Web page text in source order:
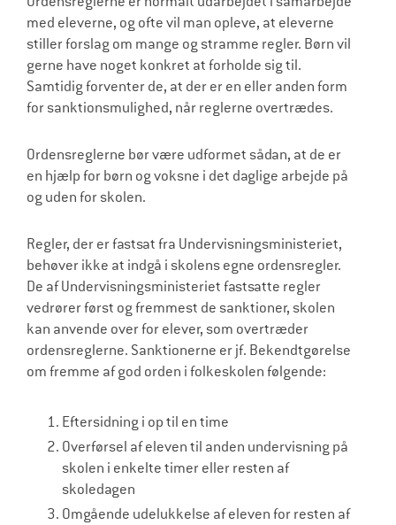
med eleverne, og ofte vil man opleve, at eleverne
stiller forslag om mange og stramme regler. Børn vil
gerne have noget konkret at forholde sig til.
Samtidig forventer de, at der er en eller anden form
for sanktionsmulighed, når reglerne overtrædes.
Ordensreglerne bør være udformet sådan, at de er
en hjælp for børn og voksne i det daglige arbejde på
og uden for skolen.
Regler, der er fastsat fra Undervisningsministeriet,
behøver ikke at indgå i skolens egne ordensregler.
De af Undervisningsministeriet fastsatte regler
vedrører først og fremmest de sanktioner, skolen
kan anvende over for elever, som overtræder
ordensreglerne. Sanktionerne er jf. Bekendtgørelse
om fremme af god orden i folkeskolen følgende:
Eftersidning i op til en time
Overførsel af eleven til anden undervisning på
skolen i enkelte timer eller resten af
skoledagen
Omgående udelukkelse af eleven for resten af